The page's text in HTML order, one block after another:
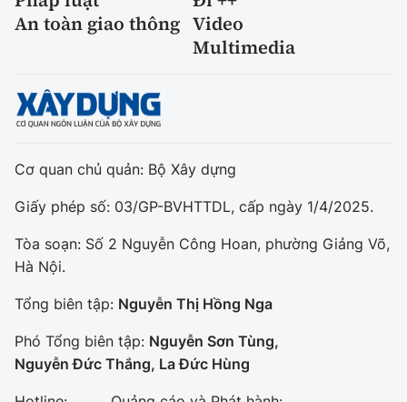
An toàn giao thông Video
Multimedia
Cơ quan chủ quản: Bộ Xây dựng
Giấy phép số: 03/GP-BVHTTDL, cấp ngày 1/4/2025.
Tòa soạn: Số 2 Nguyễn Công Hoan, phường Giảng Võ,
Hà Nội.
Tổng biên tập: Nguyễn Thị Hồng Nga
Phó Tổng biên tập: Nguyễn Sơn Tùng,
Nguyễn Đức Thắng, La Đức Hùng